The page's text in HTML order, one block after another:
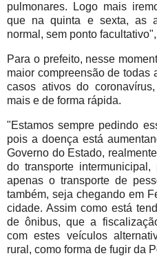
pulmonares. Logo mais
que na quinta e sexta, as
normal, sem ponto
Para o prefeito, nesse
maior compreensão de todas
casos ativos do
mais e de forma rápida.
"Estamos sempre pedindo
pois a doença está
Governo do Estado,
do transporte
apenas o transporte de
também, seja chegando em
cidade. Assim como está
de ônibus, que a
com estes veículos
rural, como forma de fugir da